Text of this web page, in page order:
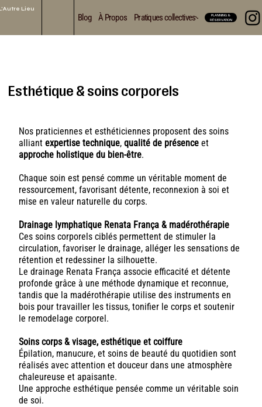
Lieu
Blog À Propos Pratiques collectives Soins &
PLANNING &
RÉSERVATION
Esthétique & soins corporels
Nos praticiennes et esthéticiennes proposent des soins
alliant expertise technique, qualité de présenceet
approche holistique du bien-être.
Chaque soin est pensé comme un véritable moment de
ressourcement, favorisant détente, reconnexion à soi et
mise en valeur naturelle du corps.
Drainage lymphatique Renata França & madérothérapie
Ces soins corporels ciblés permettent de stimuler la
circulation, favoriser le drainage, alléger les sensations de
rétention et redessiner la silhouette.
Le drainage Renata França associe efficacité et détente
profonde grâce à une méthode dynamique et reconnue,
tandis que la madérothérapie utilise des instruments en
bois pour travailler les tissus, tonifier le corps et soutenir
le remodelage corporel.
Soins corps & visage, esthétique et coiffure
Épilation, manucure, et soins de beauté du quotidien sont
réalisés avec attention et douceur dans une atmosphère
chaleureuse et apaisante.
Une approche esthétique pensée comme un véritable soin
de soi.